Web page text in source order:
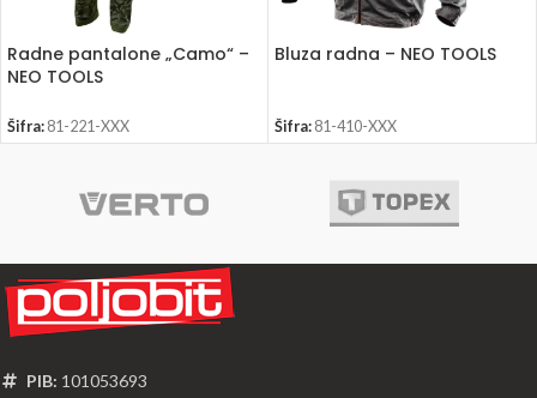
Radne pantalone „Camo“ –
NEO TOOLS
Šifra: 81-221-XXX
Bluza radna – NEO TOOLS
Šifra: 81-410-XXX
PIB: 101053693